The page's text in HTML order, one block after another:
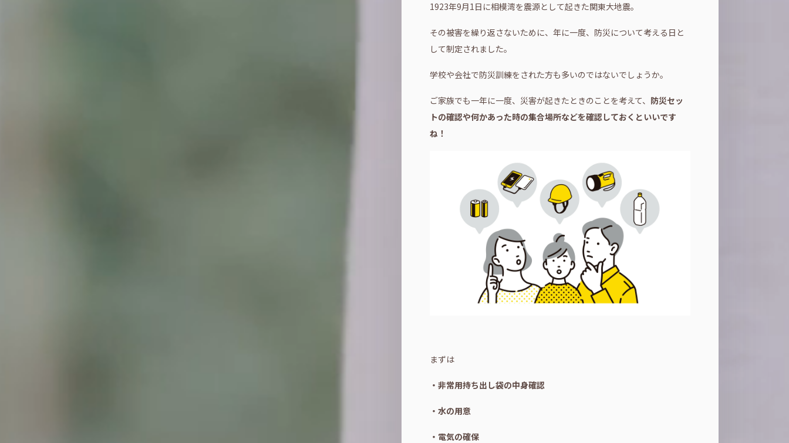
1923年9月1日に相模湾を震源として起きた関東大地震。
その被害を繰り返さないために、年に一度、防災について考える日と
して制定されました。
学校や会社で防災訓練をされた方も多いのではないでしょうか。
ご家族でも一年に一度、災害が起きたときのことを考えて、 防災セッ
トの確認や何かあった時の集合場所などを確認しておくといいです
ね！
まずは
・非常用持ち出し袋の中身確認
・水の用意
・電気の確保